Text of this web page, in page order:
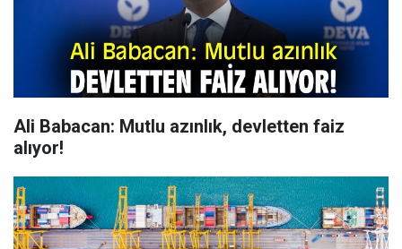
Ali Babacan: Mutlu azınlık, devletten faiz
alıyor!